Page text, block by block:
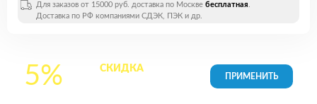
Для заказов от 15000 руб. доставка по Москве бесплатная.
Доставка по РФ компаниями СДЭК, ПЭК и др.
5% СКИДКАна все